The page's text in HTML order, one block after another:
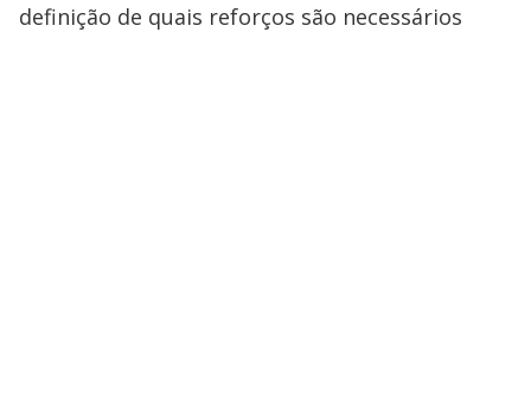
definição de quais reforços são necessários